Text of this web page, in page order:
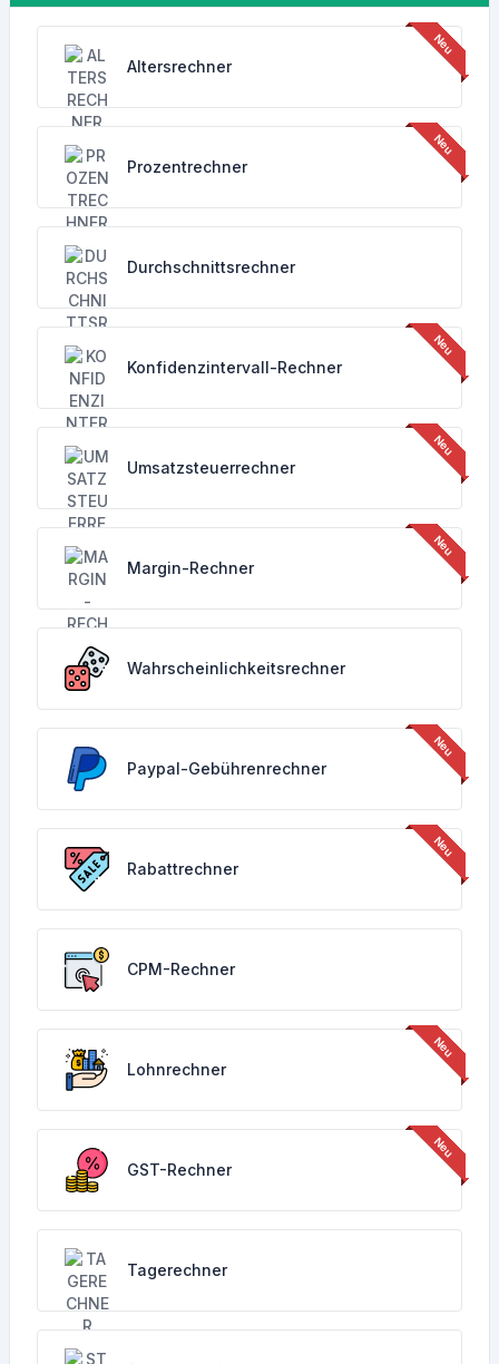
Altersrechner
Prozentrechner
Durchschnittsrechner
Konfidenzintervall-Rechner
Umsatzsteuerrechner
Margin-Rechner
Wahrscheinlichkeitsrechner
Paypal-Gebührenrechner
Rabattrechner
CPM-Rechner
Lohnrechner
GST-Rechner
Tagerechner